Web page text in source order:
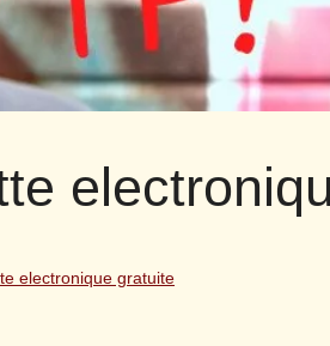
electronique gratuite